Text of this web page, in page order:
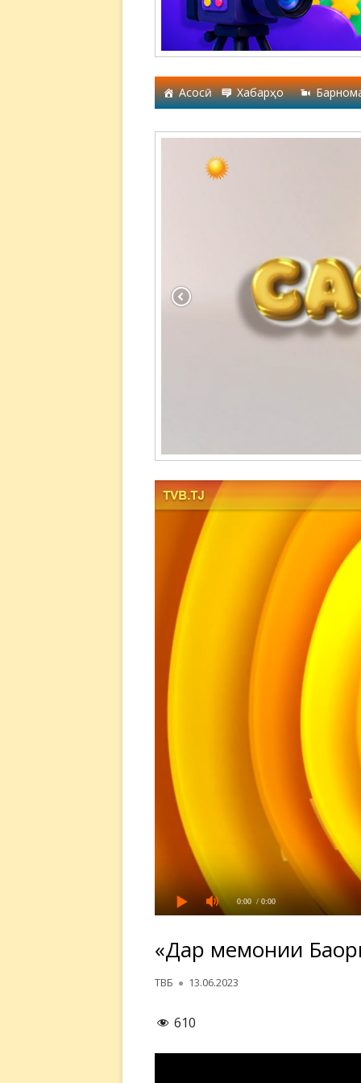
Асосӣ Хабарҳо
0:00 / 0:00
«Дар меҳмонии
Автор
ТВБ Опубликовано
13.06.2023
610